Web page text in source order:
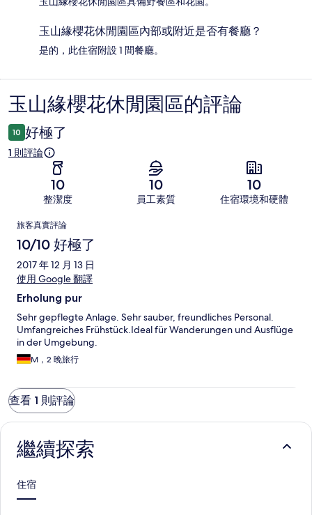
玉山緣櫻花休閒園區內部或附近是否有餐廳？
是的，此住宿附設 1 間餐廳。
評
論
玉山緣櫻花休閒園區的評論
10 好極了
1 則評論
10
整潔度
10
員工素質
10
住宿環境和硬體
評
論
旅客真實評論
10/10 好極了
2017 年 12 月 13 日
使用 Google 翻譯
Erholung pur
Sehr gepflegte Anlage. Sehr sauber, freundliches Personal.
Umfangreiches Frühstück.Ideal für Wanderungen und Ausflüge
in der Umgebung.
M，2 晚旅行
查看 1 則評論
繼續探索
住宿